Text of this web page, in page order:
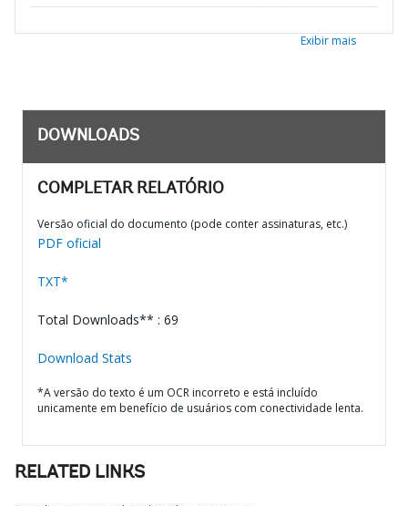
Exibir mais
DOWNLOADS
COMPLETAR RELATÓRIO
Versão oficial do documento (pode conter assinaturas, etc.)
PDF oficial
TXT*
Total Downloads** : 69
Download Stats
*A versão do texto é um OCR incorreto e está incluído
unicamente em benefício de usuários com conectividade lenta.
RELATED LINKS